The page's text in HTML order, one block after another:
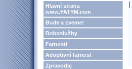
Hlavní strana
www.FATYM.com
Bude a zveme!
Bohoslužby
Farnosti
Adoptivní farnost
Zpravodaj